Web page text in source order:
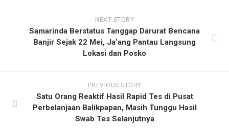
NEXT STORY
Samarinda Berstatus Tanggap Darurat Bencana
Banjir Sejak 22 Mei, Ja’ang Pantau Langsung
Lokasi dan Posko
PREVIOUS STORY
Satu Orang Reaktif Hasil Rapid Tes di Pusat
Perbelanjaan Balikpapan, Masih Tunggu Hasil
Swab Tes Selanjutnya